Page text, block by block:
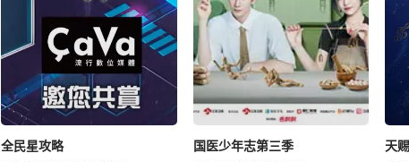
全民星攻略
国医少年志第三季
天